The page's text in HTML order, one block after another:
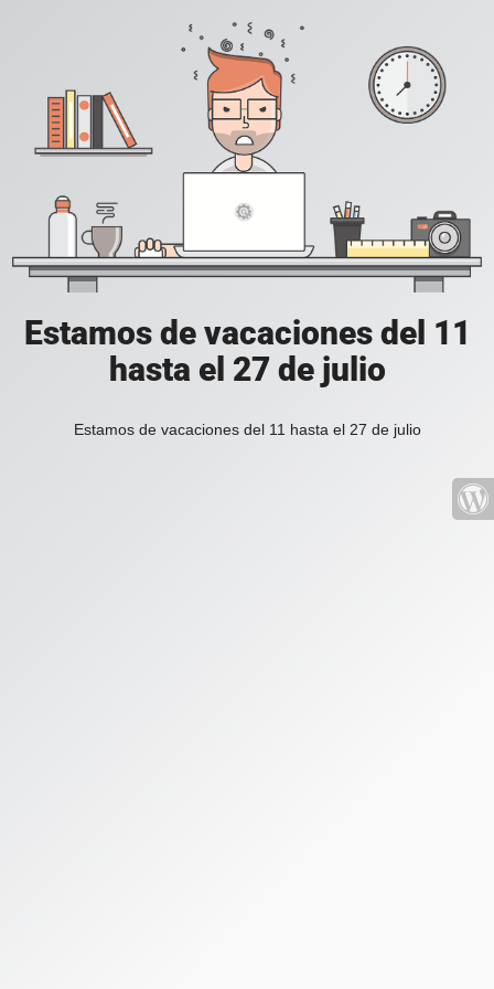
Estamos de vacaciones del 11
hasta el 27 de julio
Estamos de vacaciones del 11 hasta el 27 de julio